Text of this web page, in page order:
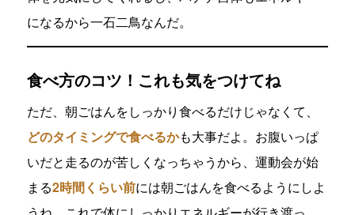
になるから一石二鳥なんだ。
食べ方のコツ！これも気をつけてね
ただ、朝ごはんをしっかり食べるだけじゃなくて、
どのタイミングで食べるかも大事だよ。お腹いっぱ
いだと走るのが苦しくなっちゃうから、運動会が始
まる2時間くらい前には朝ごはんを食べるようにしよ